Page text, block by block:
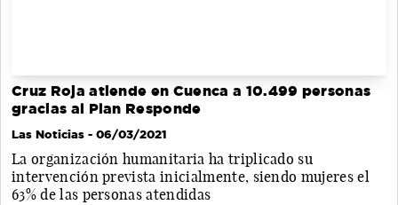
Cruz Roja atiende en Cuenca a 10.499 personas
gracias al Plan Responde
Las Noticias - 06/03/2021
La organización humanitaria ha triplicado su
intervención prevista inicialmente, siendo mujeres el
63% de las personas atendidas